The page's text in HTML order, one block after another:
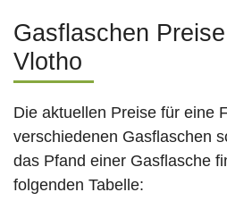
Gasflaschen
Vlotho
Die aktuellen Preise für eine
verschiedenen Gasflaschen
das Pfand einer Gasflasche
folgenden Tabelle: